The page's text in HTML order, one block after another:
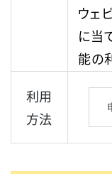
ウェ
に当
能の
利用
方法